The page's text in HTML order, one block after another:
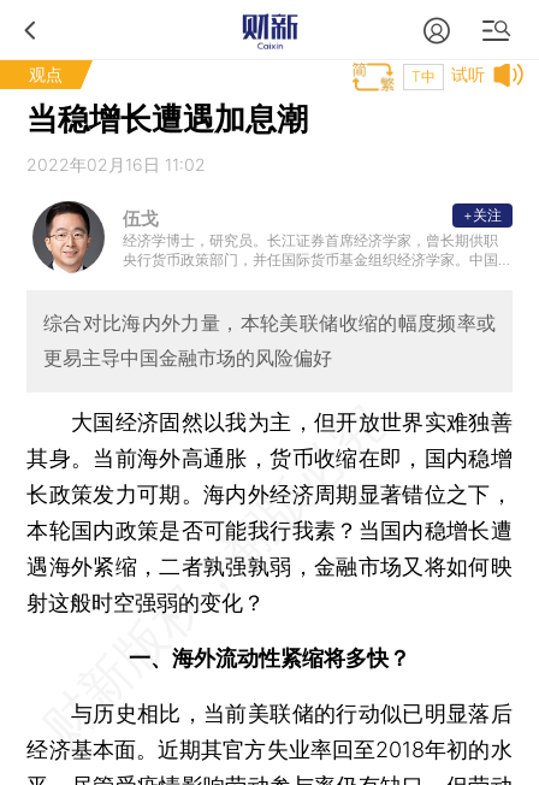
观点 试听
T中
当稳增长遭遇加息潮
2022年02月16日 11:02
伍戈
经济学博士，研究员。长江证券首席经济学家，曾长期供职
央行货币政策部门，并任国际货币基金组织经济学家。中国
+关注
综合对比海内外力量，本轮美联储收缩的幅度频率或
更易主导中国金融市场的风险偏好
大国经济固然以我为主，但开放世界实难独善
其身。当前海外高通胀，货币收缩在即，国内稳增
长政策发力可期。海内外经济周期显著错位之下，
本轮国内政策是否可能我行我素？当国内稳增长遭
遇海外紧缩，二者孰强孰弱，金融市场又将如何映
射这般时空强弱的变化？
一、海外流动性紧缩将多快？
与历史相比，当前美联储的行动似已明显落后
经济基本面。近期其官方失业率回至2018年初的水